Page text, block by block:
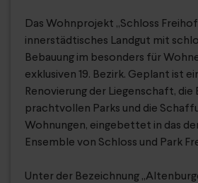
Das Wohnprojekt „Schloss
innerstädtisches Landgut mit
Bebauung im besonders für
exklusiven 19. Bezirk. Geplant ist
Renovierung der Liegenschaft, die
prachtvollen Parks und die
Wohnungen, eingebettet in das
Ensemble von Schloss und Park
Unter der Bezeichnung